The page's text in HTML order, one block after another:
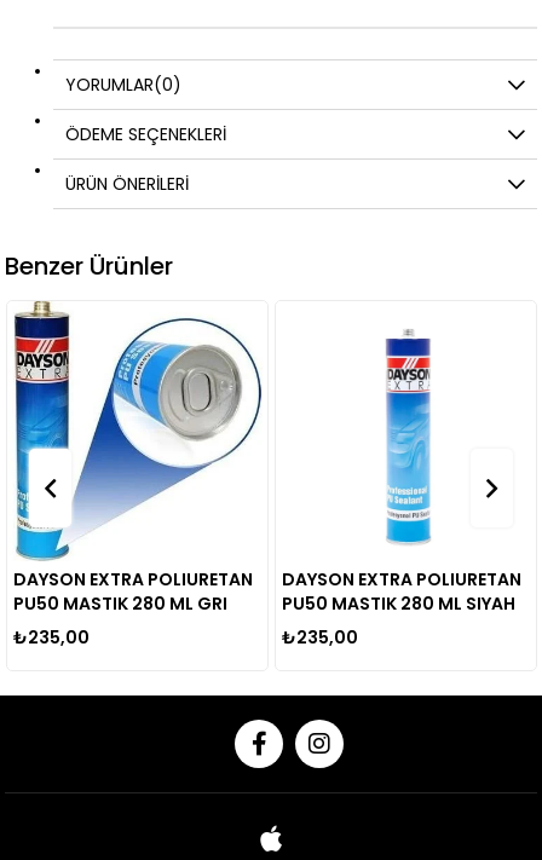
YORUMLAR(0)
ÖDEME SEÇENEKLERI
ÜRÜN ÖNERILERI
Benzer Ürünler
EXTRA POLIURETAN
MASTIK 280 ML GRI
DAYSON EXTRA POLIURETAN
PU50 MASTIK 280 ML SIYAH
₺235,00